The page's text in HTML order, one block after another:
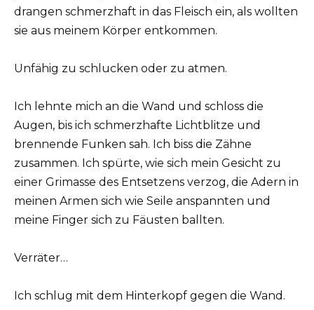
drangen schmerzhaft in das Fleisch ein, als wollten
sie aus meinem Körper entkommen.
Unfähig zu schlucken oder zu atmen.
Ich lehnte mich an die Wand und schloss die
Augen, bis ich schmerzhafte Lichtblitze und
brennende Funken sah. Ich biss die Zähne
zusammen. Ich spürte, wie sich mein Gesicht zu
einer Grimasse des Entsetzens verzog, die Adern in
meinen Armen sich wie Seile anspannten und
meine Finger sich zu Fäusten ballten.
Verräter…
Ich schlug mit dem Hinterkopf gegen die Wand.